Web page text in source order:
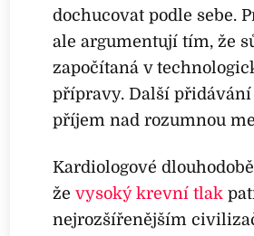
dochucovat podle sebe.
ale argumentují tím, že
započítaná v
přípravy. Další přidávání
příjem nad rozumnou
Kardiologové
ževysoký krevní tlak
nejrozšířenějším